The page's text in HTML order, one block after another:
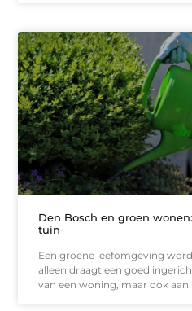
Den Bosch en groen
tuin
Een groene leefomgeving
alleen draagt een goed
van een woning, maar ook